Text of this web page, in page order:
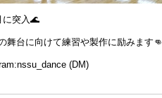
に突入🌊
舞台に向けて練習や製作に励みます👊
(DM)